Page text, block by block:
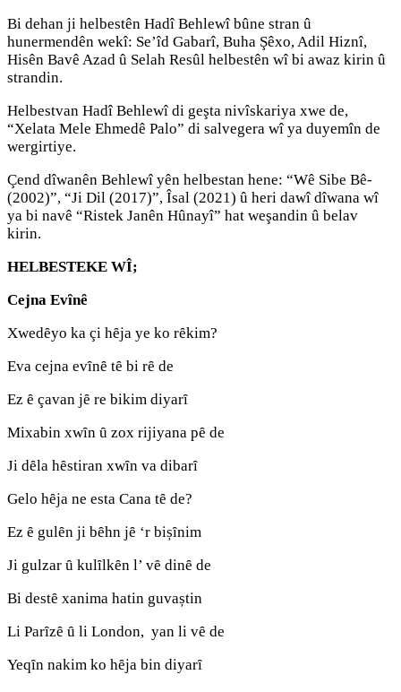
Bi dehan ji helbestên Hadî Behlewî bûne stran û
hunermendên wekî: Se’îd Gabarî, Buha Şêxo, Adil Hiznî,
Hisên Bavê Azad û Selah Resûl helbestên wî bi awaz kirin û
strandin.
Helbestvan Hadî Behlewî di geşta nivîskariya xwe de,
“Xelata Mele Ehmedê Palo” di salvegera wî ya duyemîn de
wergirtiye.
Çend dîwanên Behlewî yên helbestan hene: “Wê Sibe Bê-
(2002)”, “Ji Dil (2017)”, Îsal (2021) û heri dawî dîwana wî
ya bi navê “Ristek Janên Hûnayî” hat weşandin û belav
kirin.
HELBESTEKE WÎ;
Cejna Evȋnȇ
Xwedȇyo ka çi hȇja ye ko rȇkim?
Eva cejna evȋnȇ tȇ bi rȇ de
Ez ȇ çavan jȇ re bikim diyarȋ
Mixabin xwȋn ȗ zox rijiyana pȇ de
Ji dȇla hȇstiran xwȋn va dibarȋ
Gelo hȇja ne esta Cana tȇ de?
Ez ȇ gulȇn ji bȇhn jȇ ‘r bișȋnim
Ji gulzar ȗ kulȋlkȇn l’ vȇ dinȇ de
Bi destȇ xanima hatin guvaștin
Li Parȋzȇ ȗ li London, yan li vȇ de
Yeqȋn nakim ko hȇja bin diyarȋ